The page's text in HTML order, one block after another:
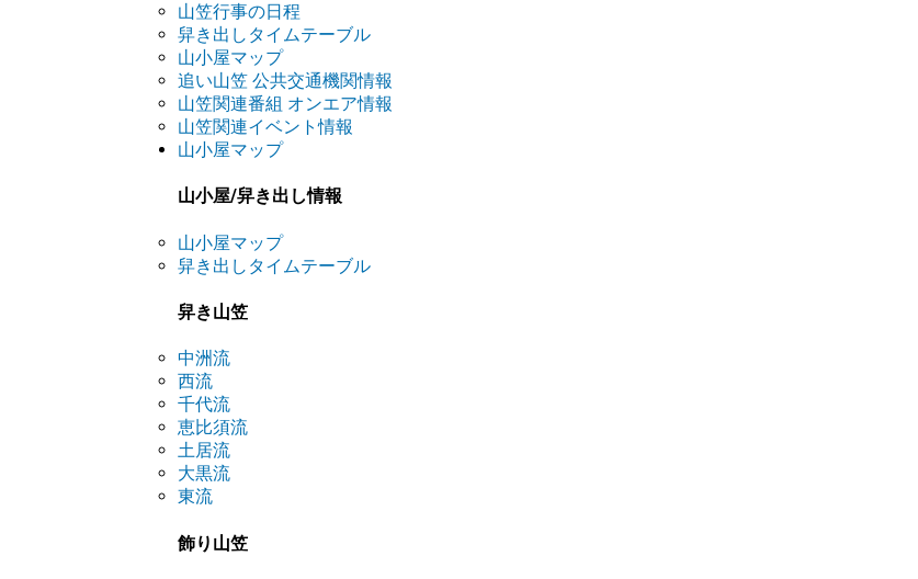
山笠行事の日程
舁き出しタイムテーブル
山小屋マップ
追い山笠 公共交通機関情報
山笠関連番組 オンエア情報
山笠関連イベント情報
山小屋マップ
山小屋/舁き出し情報
山小屋マップ
舁き出しタイムテーブル
舁き山笠
中洲流
西流
千代流
恵比須流
土居流
大黒流
東流
飾り山笠